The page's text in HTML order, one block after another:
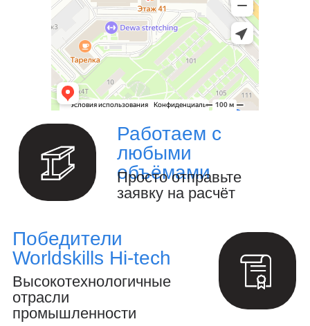
Ваш надёжный партнёр в реализации
уникальных проектов. Наша команда
опытных специалистов, готова
воплотить в жизнь самые смелые идеи
и проекты. Мы предлагаем широкий
спектр услуг по проектированию и
изделий любой сложности под ключ.
Изготовление металлоизделий и
металлоконструкций.
Полный цикл обработки металла и
Производство инженерных расчётов
и анализ конструкций.
Создание 3D-модели и выпуск
конструкторской документации.
Осуществление авторского надзора
за реализацией проекта.